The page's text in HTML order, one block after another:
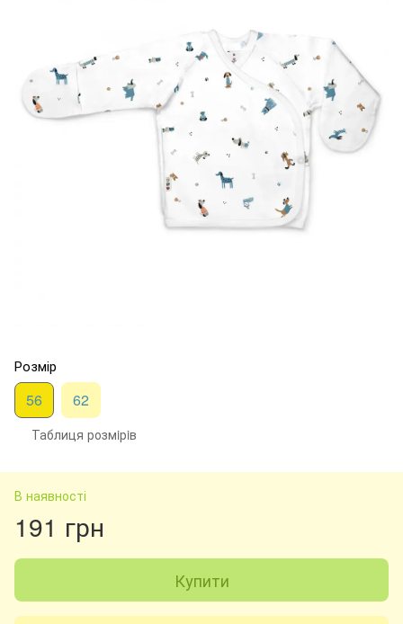
Розмір
56 62
Таблиця розмiрiв
В наявності
191 грн
Купити